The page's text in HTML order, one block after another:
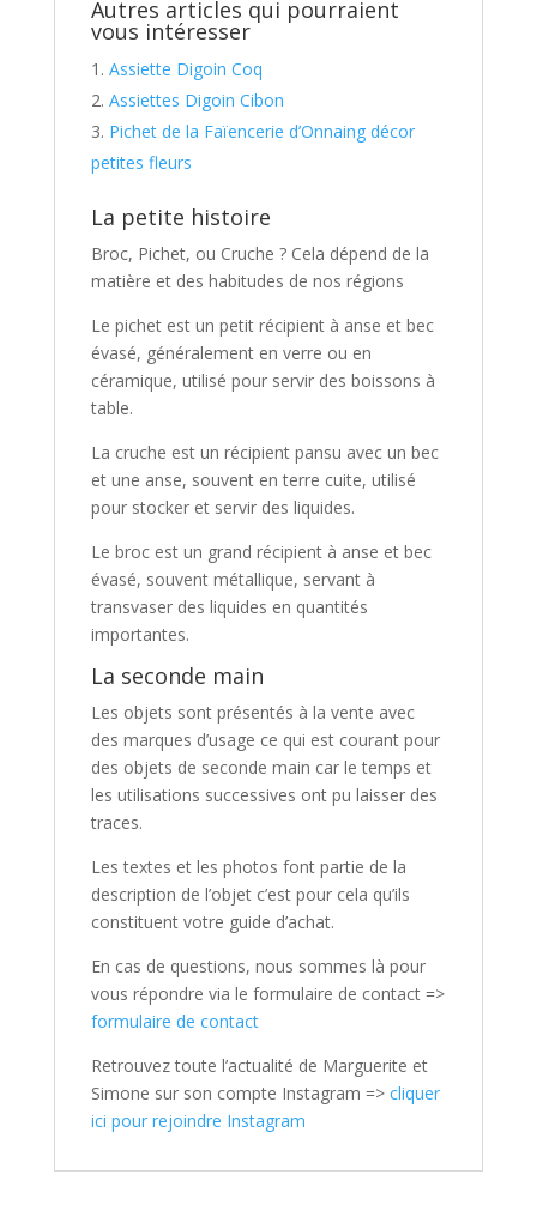
Autres articles qui pourraient
vous intéresser
Assiette Digoin Coq
Assiettes Digoin Cibon
Pichet de la Faïencerie d’Onnaing décor
petites fleurs
La petite histoire
Broc, Pichet, ou Cruche ? Cela dépend de la
matière et des habitudes de nos régions
Le pichet est un petit récipient à anse et bec
évasé, généralement en verre ou en
céramique, utilisé pour servir des boissons à
table.
La cruche est un récipient pansu avec un bec
et une anse, souvent en terre cuite, utilisé
pour stocker et servir des liquides.
Le broc est un grand récipient à anse et bec
évasé, souvent métallique, servant à
transvaser des liquides en quantités
importantes.
La seconde main
Les objets sont présentés à la vente avec
des marques d’usage ce qui est courant pour
des objets de seconde main car le temps et
les utilisations successives ont pu laisser des
traces.
Les textes et les photos font partie de la
description de l’objet c’est pour cela qu’ils
constituent votre guide d’achat.
En cas de questions, nous sommes là pour
vous répondre via le formulaire de contact =>
formulaire de contact
Retrouvez toute l’actualité de Marguerite et
Simone sur son compte Instagram => cliquer
ici pour rejoindre Instagram